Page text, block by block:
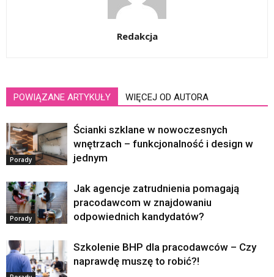
Redakcja
POWIĄZANE ARTYKUŁY WIĘCEJ OD AUTORA
Porady
Ścianki szklane w nowoczesnych
wnętrzach – funkcjonalność i design w
jednym
Porady
Jak agencje zatrudnienia pomagają
pracodawcom w znajdowaniu
odpowiednich kandydatów?
Szkolenie BHP dla pracodawców – Czy
naprawdę muszę to robić?!